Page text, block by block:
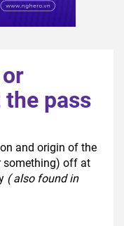
pass
and origin of the
something) off at
( also found in